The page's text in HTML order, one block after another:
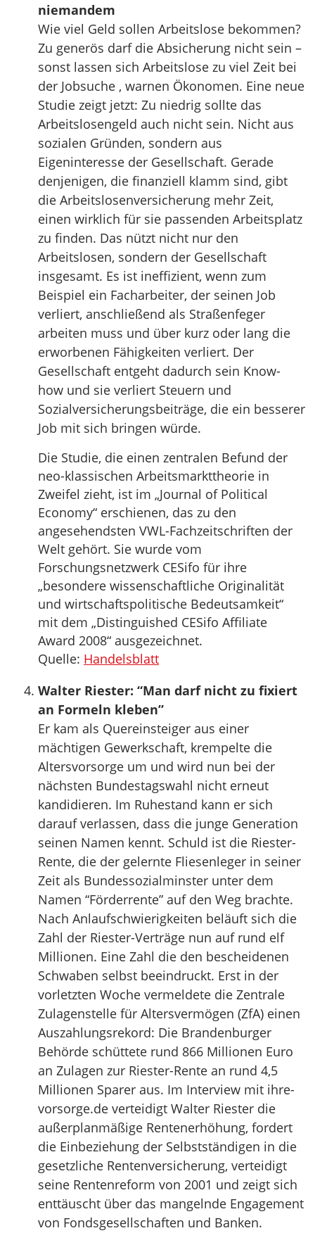
niemandem
Wie viel Geld sollen Arbeitslose bekommen?
Zu generös darf die Absicherung nicht sein –
sonst lassen sich Arbeitslose zu viel Zeit bei
der Jobsuche , warnen Ökonomen. Eine neue
Studie zeigt jetzt: Zu niedrig sollte das
Arbeitslosengeld auch nicht sein. Nicht aus
sozialen Gründen, sondern aus
Eigeninteresse der Gesellschaft. Gerade
denjenigen, die finanziell klamm sind, gibt
die Arbeitslosenversicherung mehr Zeit,
einen wirklich für sie passenden Arbeitsplatz
zu finden. Das nützt nicht nur den
Arbeitslosen, sondern der Gesellschaft
insgesamt. Es ist ineffizient, wenn zum
Beispiel ein Facharbeiter, der seinen Job
verliert, anschließend als Straßenfeger
arbeiten muss und über kurz oder lang die
erworbenen Fähigkeiten verliert. Der
Gesellschaft entgeht dadurch sein Know-
how und sie verliert Steuern und
Sozialversicherungsbeiträge, die ein besserer
Job mit sich bringen würde.
Die Studie, die einen zentralen Befund der
neo-klassischen Arbeitsmarkttheorie in
Zweifel zieht, ist im „Journal of Political
Economy“ erschienen, das zu den
angesehendsten VWL-Fachzeitschriften der
Welt gehört. Sie wurde vom
Forschungsnetzwerk CESifo für ihre
„besondere wissenschaftliche Originalität
und wirtschaftspolitische Bedeutsamkeit“
mit dem „Distinguished CESifo Affiliate
Award 2008“ ausgezeichnet.
Quelle: Handelsblatt
Walter Riester: “Man darf nicht zu fixiert
an Formeln kleben”
Er kam als Quereinsteiger aus einer
mächtigen Gewerkschaft, krempelte die
Altersvorsorge um und wird nun bei der
nächsten Bundestagswahl nicht erneut
kandidieren. Im Ruhestand kann er sich
darauf verlassen, dass die junge Generation
seinen Namen kennt. Schuld ist die Riester-
Rente, die der gelernte Fliesenleger in seiner
Zeit als Bundessozialminster unter dem
Namen “Förderrente” auf den Weg brachte.
Nach Anlaufschwierigkeiten beläuft sich die
Zahl der Riester-Verträge nun auf rund elf
Millionen. Eine Zahl die den bescheidenen
Schwaben selbst beeindruckt. Erst in der
vorletzten Woche vermeldete die Zentrale
Zulagenstelle für Altersvermögen (ZfA) einen
Auszahlungsrekord: Die Brandenburger
Behörde schüttete rund 866 Millionen Euro
an Zulagen zur Riester-Rente an rund 4,5
Millionen Sparer aus. Im Interview mit ihre-
vorsorge.de verteidigt Walter Riester die
außerplanmäßige Rentenerhöhung, fordert
die Einbeziehung der Selbstständigen in die
gesetzliche Rentenversicherung, verteidigt
seine Rentenreform von 2001 und zeigt sich
enttäuscht über das mangelnde Engagement
von Fondsgesellschaften und Banken.